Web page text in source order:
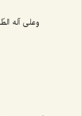
وعلى آله